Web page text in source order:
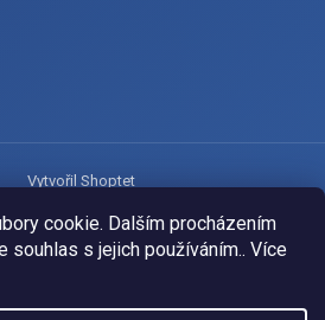
cookie. Dalším procházením
souhlas s jejich používáním.. Více
Vytvořil Shoptet
. Všechna práva vyhrazena.